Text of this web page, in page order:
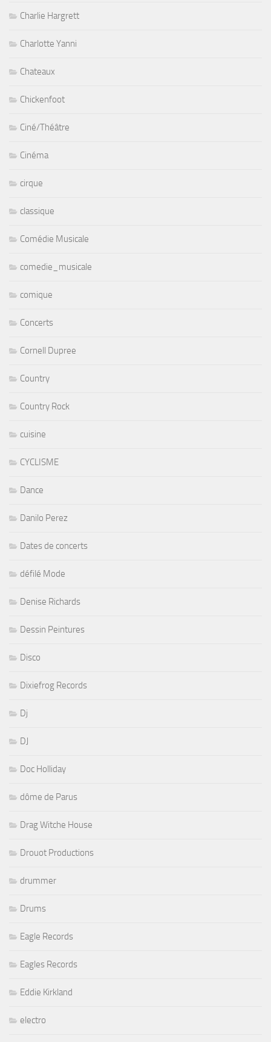
Charlie Hargrett
Charlotte Yanni
Chateaux
Chickenfoot
Ciné/Théâtre
Cinéma
cirque
classique
Comédie Musicale
comedie_musicale
comique
Concerts
Cornell Dupree
Country
Country Rock
cuisine
CYCLISME
Dance
Danilo Perez
Dates de concerts
défilé Mode
Denise Richards
Dessin Peintures
Disco
Dixiefrog Records
Dj
DJ
Doc Holliday
dôme de Parus
Drag Witche House
Drouot Productions
drummer
Drums
Eagle Records
Eagles Records
Eddie Kirkland
electro